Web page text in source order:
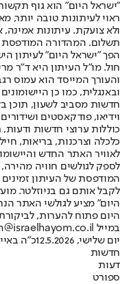
"ישראל היום" הוא גוף
ראוי לעיתונות טובה יותר,
ולא צועקת. עיתונות אמינה,
הפך "ישראל היום" לעיתון
חול. מו"ל העיתון היא ד"ר
והעורך המייסד הוא עמוס
חדשות מסביב לשעון, תוכן
וידיאו, פודקאסטים
כוללות ערוצי חדשות ודעות,
לאוויר האתר החדש
לספק לגולשים חוויה
המודפסת של העיתון
לקבל אותם גם בניוזלטר.
היום" מציע לגולשי האתר
היום פתוח להערות,
במייל hayom@israelhayom.co.il.
יום שלישי, 12.5.2026
כ"ה
חדשות
דעות
ספורט